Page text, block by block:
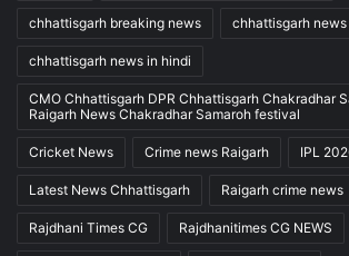
chhattisgarh breaking news chhattisgarh news
chhattisgarh news in hindi
CMO Chhattisgarh DPR Chhattisgarh Chakradhar
Raigarh News Chakradhar Samaroh festival
Cricket News Crime news Raigarh IPL
Latest News Chhattisgarh Raigarh crime news
Rajdhani Times CG Rajdhanitimes CG NEWS